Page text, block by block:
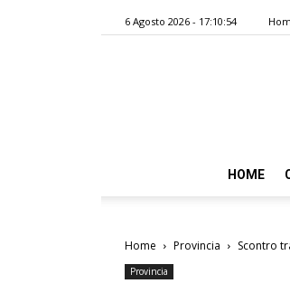
6 Agosto 2026 - 17:10:54
HOME
Home Provincia Scontro
Provincia